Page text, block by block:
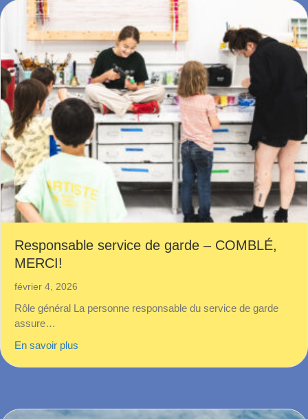
Responsable service de garde – COMBLÉ,
MERCI!
février 4, 2026
Rôle général La personne responsable du service de garde
assure…
En savoir plus